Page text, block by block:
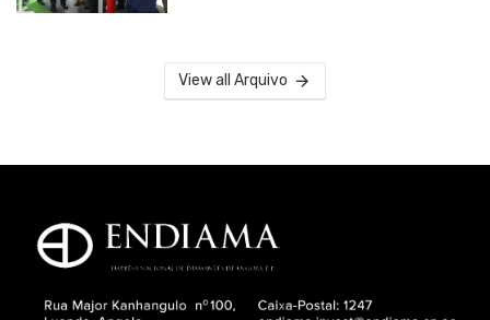
View all Arquivo